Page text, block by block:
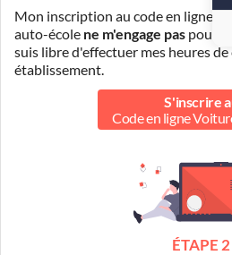
Mon inscription au code en ligne
auto-école ne m'engage pas pour
suis libre d'effectuer mes heures
établissement.
S'inscrire
Code en ligne
ÉTAPE 2